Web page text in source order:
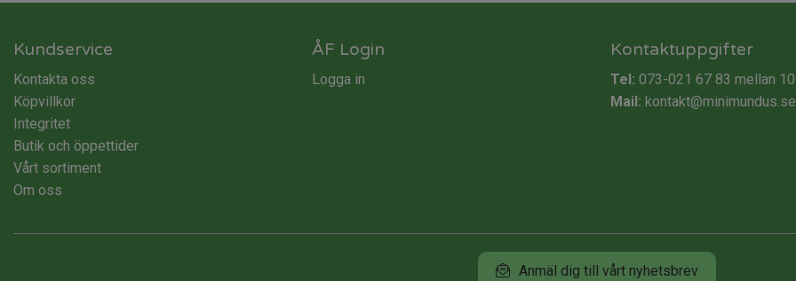
Kundservice
Kontakta oss
Köpvillkor
Integritet
Butik och öppettider
Vårt sortiment
Om oss
ÅF Login
Logga in
Kontaktuppgifter
Tel: 073-021 67 83 mellan
Mail: kontakt@minimundus.se
Anmäl dig till vårt nyhetsbrev